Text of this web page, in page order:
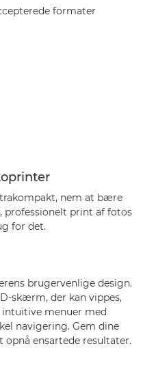
formater
nem at bære
print af fotos
for det.
brugervenlige design.
skærm, der kan vippes,
menuer med
navigering. Gem dine
ensartede resultater.